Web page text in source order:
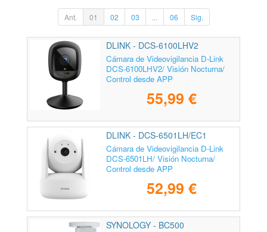
Ant. 01 02 03 06 Sig.
DLINK - DCS-6100LHV2
Cámara de Videovigilancia D-Link
DCS-6100LHV2/ Visión Nocturna/
Control desde APP
55,99 €
DLINK - DCS-6501LH/EC1
Cámara de Videovigilancia D-Link
DCS-6501LH/ Visión Nocturna/
Control desde APP
52,99 €
SYNOLOGY - BC500